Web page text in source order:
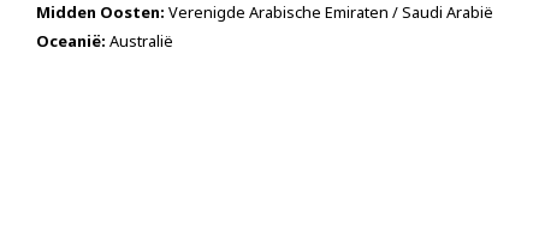
Midden Oosten: Verenigde Arabische Emiraten / Saudi Arabië
Oceanië: Australië